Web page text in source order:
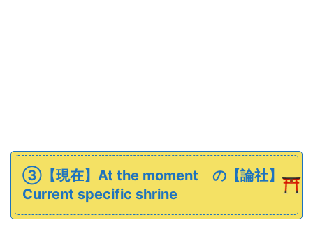
➂【現在】At the moment の 【論社】
Current specific shrine